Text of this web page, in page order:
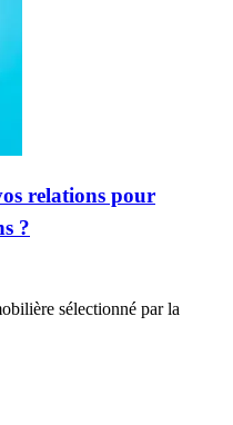
relations pour
?
sélectionné par la